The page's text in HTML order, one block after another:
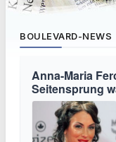
BOULEVARD-NEWS
Anna-Maria
Seitensprung